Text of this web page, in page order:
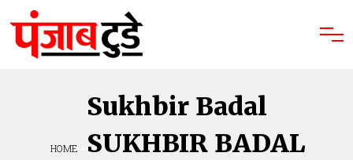
Sukhbir Badal
HOME SUKHBIR BADAL